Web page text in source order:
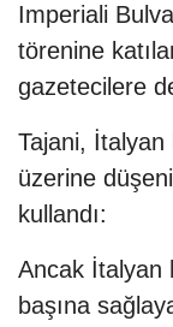
Imperiali
törenine
gazetecilere
Tajani, İtalyan
üzerine
kullandı:
Ancak İtalyan
başına